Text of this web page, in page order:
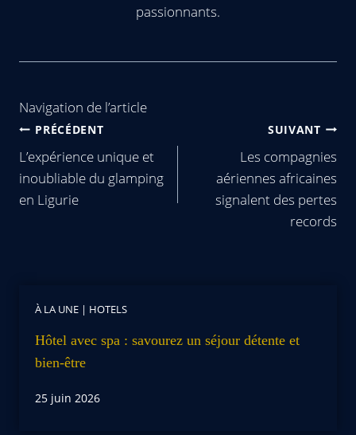
passionnants.
Navigation de l’article
PRÉCÉDENT
L’expérience unique et
inoubliable du glamping
en Ligurie
SUIVANT
Les compagnies
aériennes africaines
signalent des pertes
records
À LA UNE | HOTELS
Hôtel avec spa : savourez un séjour détente et
bien-être
25 juin 2026